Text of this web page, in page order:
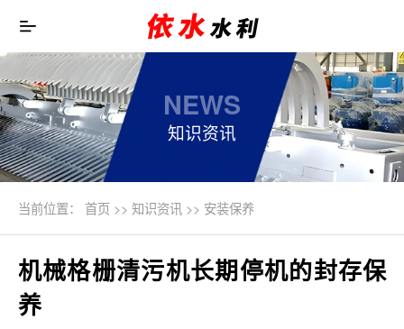
NEWS
知识资讯
当前位置： 首页>> 知识资讯 >> 安装保养
机械格栅清污机长期停机的封存保
养